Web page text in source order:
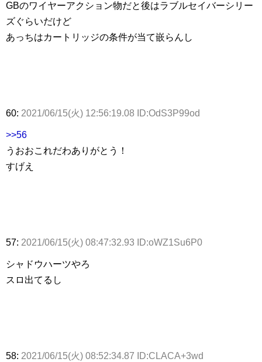
GBのワイヤーアクション物だと後はラブルセイバーシリー
ズぐらいだけど
あっちはカートリッジの条件が当て嵌らんし
60: 2021/06/15(火) 12:56:19.08 ID:OdS3P99od
>>56
うおおこれだわありがとう！
すげえ
57: 2021/06/15(火) 08:47:32.93 ID:oWZ1Su6P0
シャドウハーツやろ
スロ出てるし
58: 2021/06/15(火) 08:52:34.87 ID:CLACA+3wd